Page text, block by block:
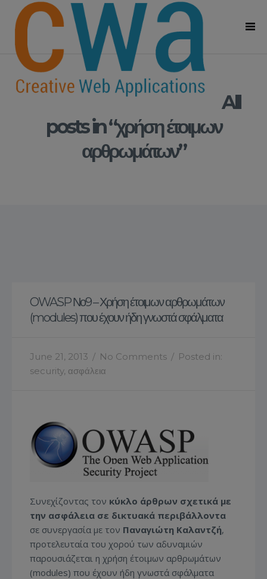
All
posts in “χρήση έτοιμων
αρθρωμάτων”
OWASP Νο9 – Χρήση έτοιμων αρθρωμάτων
(modules) που έχουν ήδη γνωστά σφάλματα
June 21, 2013 / No Comments / Posted in:
security, ασφάλεια
Συνεχίζοντας τον κύκλο άρθρων σχετικά με
την ασφάλεια σε δικτυακά περιβάλλοντα
σε συνεργασία με τον Παναγιώτη Καλαντζή,
προτελευταία του χορού των αδυναμιών
παρουσιάζεται η χρήση έτοιμων αρθρωμάτων
(modules) που έχουν ήδη γνωστά σφάλματα